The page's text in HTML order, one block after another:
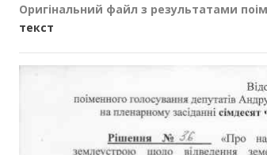
Оригінальний файл з результатами
текст